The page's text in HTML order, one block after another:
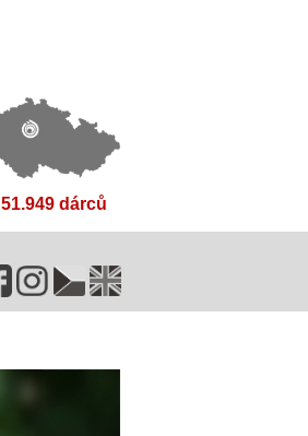
51.949 dárců